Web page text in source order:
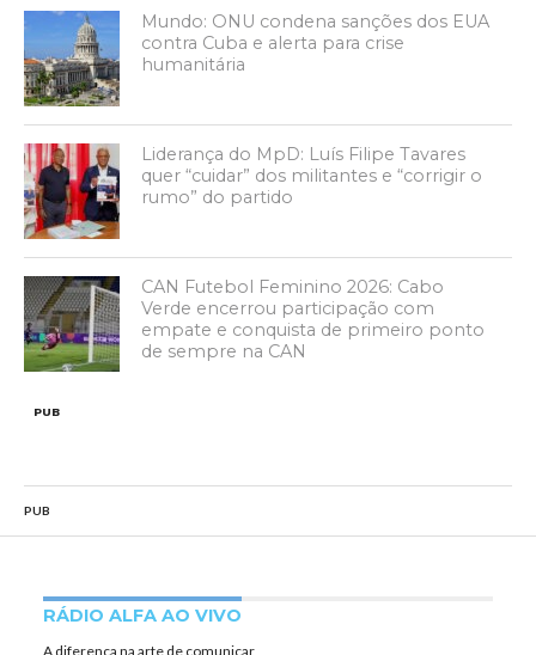
Mundo: ONU condena sanções dos EUA
contra Cuba e alerta para crise
humanitária
Liderança do MpD: Luís Filipe Tavares
quer “cuidar” dos militantes e “corrigir o
rumo” do partido
CAN Futebol Feminino 2026: Cabo
Verde encerrou participação com
empate e conquista de primeiro ponto
de sempre na CAN
PUB
PUB
RÁDIO ALFA AO VIVO
A diferença na arte de comunicar